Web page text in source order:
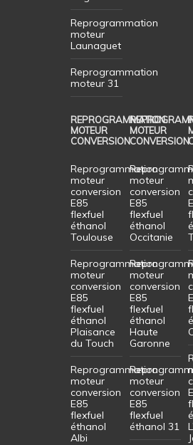
Reprogrammation
moteur
Launaguet
Reprogrammation
moteur 31
REPROGRAMMATION
MOTEUR
CONVERSION
Reprogrammation
moteur
conversion
E85
flexfuel
éthanol
Toulouse
Reprogrammation
moteur
conversion
E85
flexfuel
éthanol
Plaisance
du Touch
Reprogrammation
moteur
conversion
E85
flexfuel
éthanol
Albi
MOTEUR
CONVERSION
moteur
conversion
E85
flexfuel
éthanol
Occitanie
moteur
conversion
E85
flexfuel
éthanol
Haute
Garonne
moteur
conversion
E85
flexfuel
éthanol 31